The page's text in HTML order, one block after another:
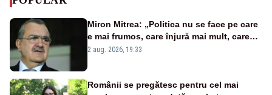
Miron Mitrea: „Politica nu se face pe care
e mai frumos, care înjură mai mult, care
țipă mai tare, ci pe proiecte”
2 aug. 2026, 19:33
Românii se pregătesc pentru cel mai